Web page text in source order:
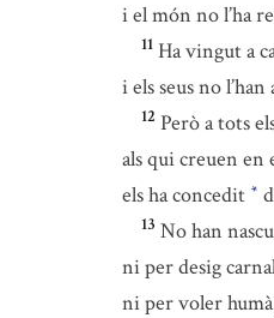
i el món no l’ha
11 Ha vingut a
i els seus no
12 Però a tots
als qui creuen en
els ha concedit *
13 No han
ni per desig
ni per voler